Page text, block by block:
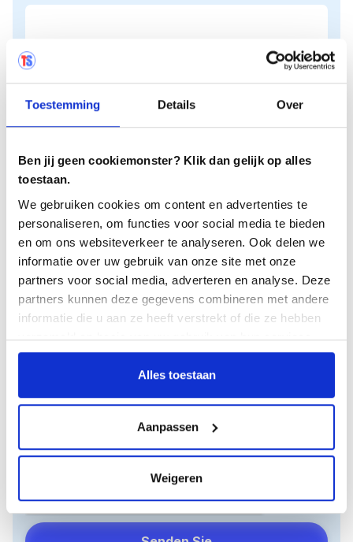
Toestemming Details Over
Ben jij geen cookiemonster? Klik dan gelijk op alles
toestaan.
We gebruiken cookies om content en advertenties te
personaliseren, om functies voor social media te bieden
en om ons websiteverkeer te analyseren. Ook delen we
informatie over uw gebruik van onze site met onze
partners voor social media, adverteren en analyse. Deze
partners kunnen deze gegevens combineren met andere
informatie die u aan ze heeft verstrekt of die ze hebben
verzameld op basis van uw gebruik van hun services.
Alles toestaan
Aanpassen
Weigeren
Nachname *
Telefon *
Organisation
Funktion
Halten Sie mich über die neuesten Nachrichten auf
dem Laufenden!